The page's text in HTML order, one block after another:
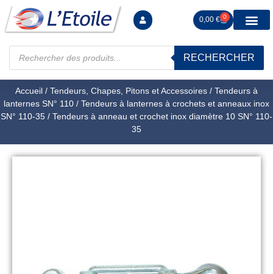
0,00 € 0
RECHERCHER
Accueil / Tendeurs, Chapes, Pitons et Accessoires / Tendeurs à
lanternes SN° 110 / Tendeurs à lanternes à crochets et anneaux inox
SN° 110-35 / Tendeurs à anneau et crochet inox diamètre 10 SN° 110-
35